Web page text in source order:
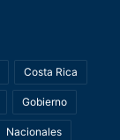
Costa Rica
Gobierno
Nacionales